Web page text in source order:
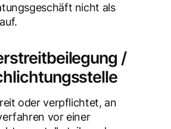
nicht als
/
oder verpflichtet, an
vor einer